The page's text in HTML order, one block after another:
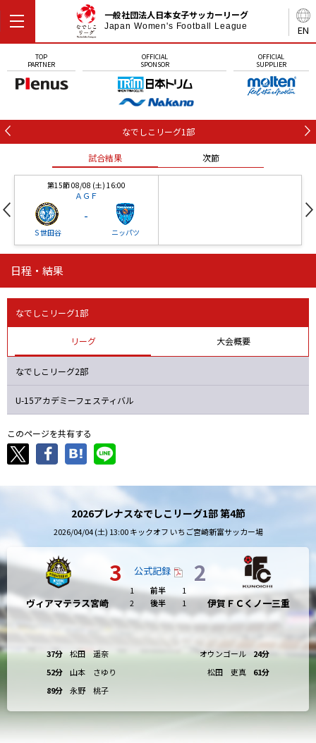
EN
一般社団法人日本女子サッカーリーグ
Japan Women's Football League
TOP
PARTNER
OFFICIAL
SPONSOR
OFFICIAL
SUPPLIER
なでしこリーグ1部
試合結果 次節
第15節 08/08 (土) 16:00
ＡＧＦ
Ｓ世田谷
-
ニッパツ
第16節 09/05 (土) 15:00
ニッパツ
-
石人の星
日程・結果
なでしこリーグ1部
リーグ 大会概要
なでしこリーグ2部
U-15アカデミーフェスティバル
このページを共有する
2026プレナスなでしこリーグ1部 第4節
2026/04/04 (土) 13:00 キックオフ いちご宮崎新富サッカー場
ヴィアマテラス宮崎
37分
松田 遥奈
52分
山本 さゆり
89分
永野 桃子
3 公式記録 2
1 前半
1
2
後半 1 伊賀ＦＣくノ一三重
オウンゴール
24分
松田 吏真
61分